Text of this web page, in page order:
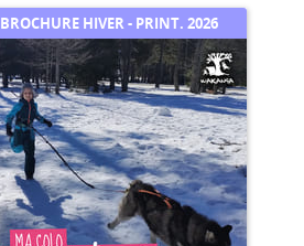
BROCHURE HIVER - PRINT. 2026